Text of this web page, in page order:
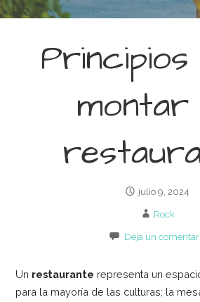
montar
julio 9, 2024
Rock
Deja un
Un restaurante representa un
para la mayoría de las culturas; la